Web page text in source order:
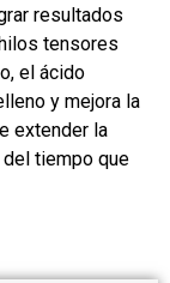
resultados
tensores
el ácido
y mejora la
extender la
tiempo que